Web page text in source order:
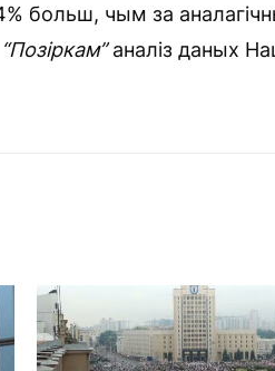
больш, чым за
“Позіркам”аналіз даных